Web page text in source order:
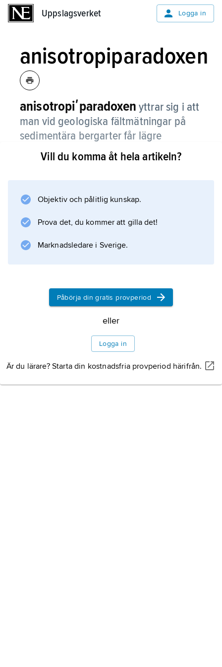
Uppslagsverket Logga in
anisotropiparadoxen
anisotropiʹparadoxen yttrar sig i att
man vid geologiska fältmätningar på
sedimentära bergarter får lägre
motståndsvärden vinkelrätt mot
lagringen än parallellt med lagringen,
prov från samma bergart visar att
motståndet vinkelrätt mot lagringen bör
vara det största.
Om man inte tar hänsyn till detta fenomen vid
resistivitetsmetoder
Information om artikeln
Vill du komma åt hela artikeln?
Objektiv och pålitlig kunskap.
Prova det, du kommer att gilla det!
Marknadsledare i Sverige.
Påbörja din gratis provperiod
eller
Logga in
Är du lärare? Starta din kostnadsfria provperiod härifrån.